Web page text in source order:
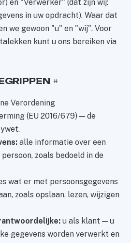
en "Verwerker" (dat zijn wij:
in uw opdracht). Waar dat
we gewoon "u" en "wij". Voor
kunt u ons bereiken via
#
Verordening
(EU 2016/679) — de
alle informatie over een
zoals bedoeld in de
wat er met persoonsgegevens
zoals opslaan, lezen, wijzigen
u als klant — u
gegevens worden verwerkt en